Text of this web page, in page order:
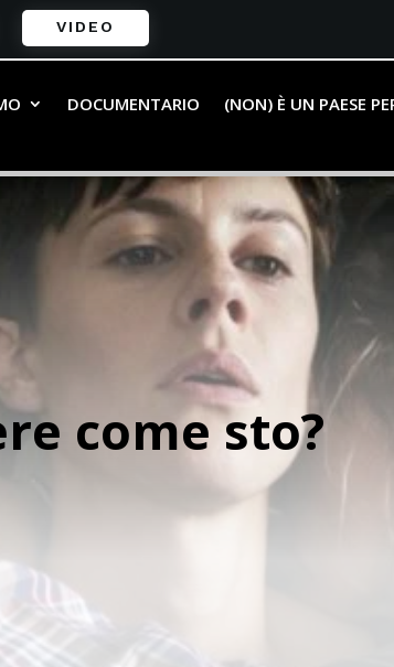
VIDEO
DOCUMENTARIO (NON) È UN PAESE
come sto?